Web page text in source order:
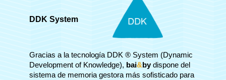
DDK System
Gracias a la tecnología DDK ® System (Dynamic
Development of Knowledge), bai&bydispone del
sistema de memoria gestora más sofisticado para